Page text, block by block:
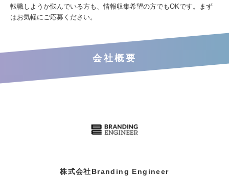
転職しようか悩んでいる方も、情報収集希望の方でもOKです。まず
はお気軽にご応募ください。
会社概要
株式会社Branding Engineer